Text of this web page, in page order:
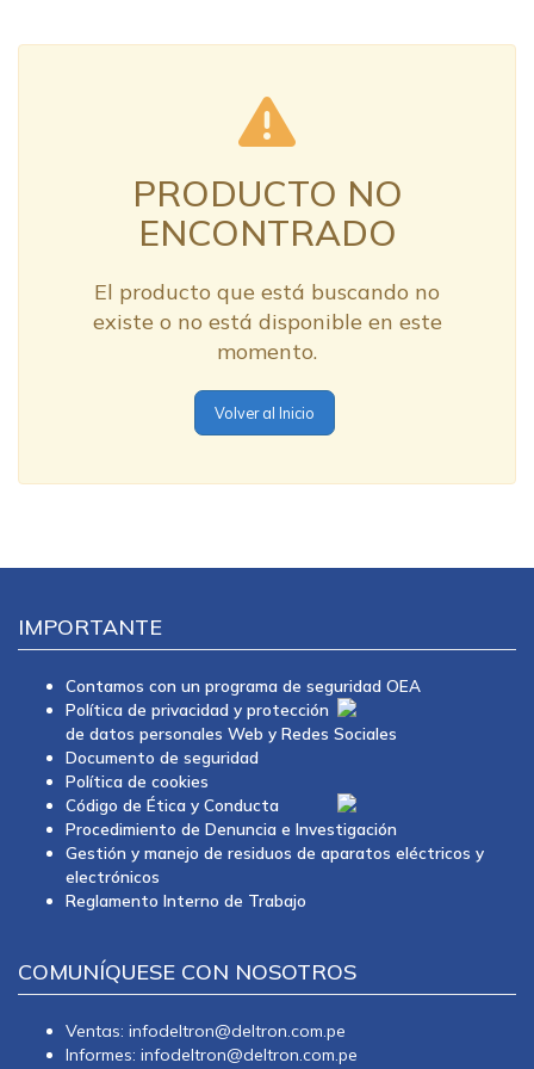
PRODUCTO NO
ENCONTRADO
El producto que está buscando no
existe o no está disponible en este
momento.
Volver al Inicio
IMPORTANTE
Contamos con un programa de seguridad OEA
Política de privacidad y protección
de datos personales Web y Redes Sociales
Documento de seguridad
Política de cookies
Código de Ética y Conducta
Procedimiento de Denuncia e Investigación
Gestión y manejo de residuos de aparatos eléctricos y
electrónicos
Reglamento Interno de Trabajo
COMUNÍQUESE CON NOSOTROS
Ventas: infodeltron@deltron.com.pe
Informes: infodeltron@deltron.com.pe